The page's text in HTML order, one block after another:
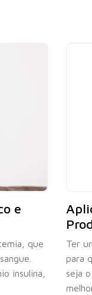
e
que
insulina,
Ter
para
seja